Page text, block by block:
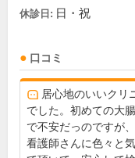
休診日: 日・祝
口コミ
居心地のいいクリ
でした。初めての大
で不安だっのですが、
看護師さんに色々と